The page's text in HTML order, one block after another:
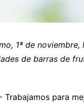
1ª de
de barras de